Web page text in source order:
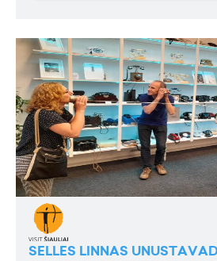
SELLES LINNAS